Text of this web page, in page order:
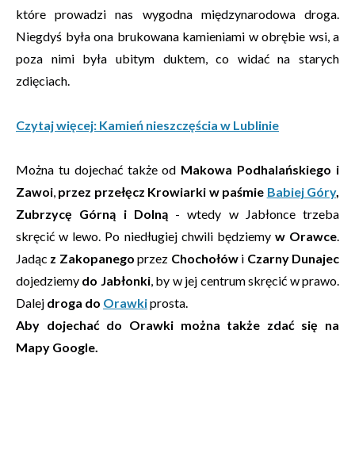
które prowadzi nas wygodna międzynarodowa droga.
Niegdyś była ona brukowana kamieniami w obrębie wsi, a
poza nimi była ubitym duktem, co widać na starych
zdięciach.
Czytaj więcej: Kamień nieszczęścia w Lublinie
Można tu dojechać także od Makowa Podhalańskiego i
Zawoi, przez przełęcz Krowiarki w paśmie Babiej Góry,
Zubrzycę Górną i Dolną- wtedy w Jabłonce trzeba
skręcić w lewo. Po niedługiej chwili będziemy w Orawce.
Jadąc z Zakopanego przez Chochołówi Czarny Dunajec
dojedziemy do Jabłonki, by w jej centrum skręcić w prawo.
Dalej droga do Orawkiprosta.
Aby dojechać do Orawki można także zdać się na
Mapy Google.